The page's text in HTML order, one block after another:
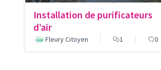
Installation de purificateurs
d’air
Fleury Citoyen 1 0